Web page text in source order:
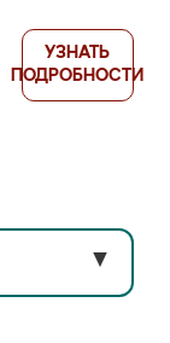
УЗНАТЬ
ПОДРОБНОСТИ
▼